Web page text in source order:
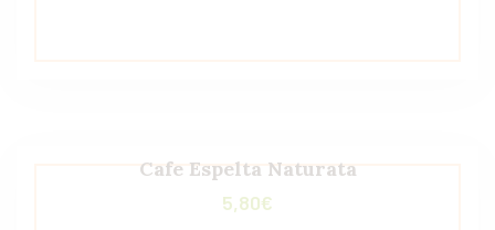
Cafe Espelta Naturata
5,80€